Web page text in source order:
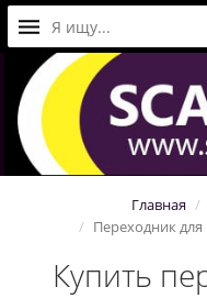
Главная
Переходник
Купить